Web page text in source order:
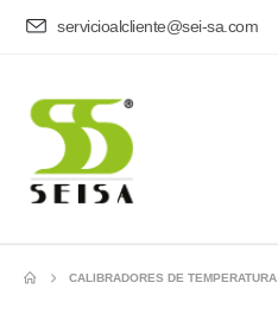
servicioalcliente@sei-sa.com
CALIBRADORES DE TEMPERATURA